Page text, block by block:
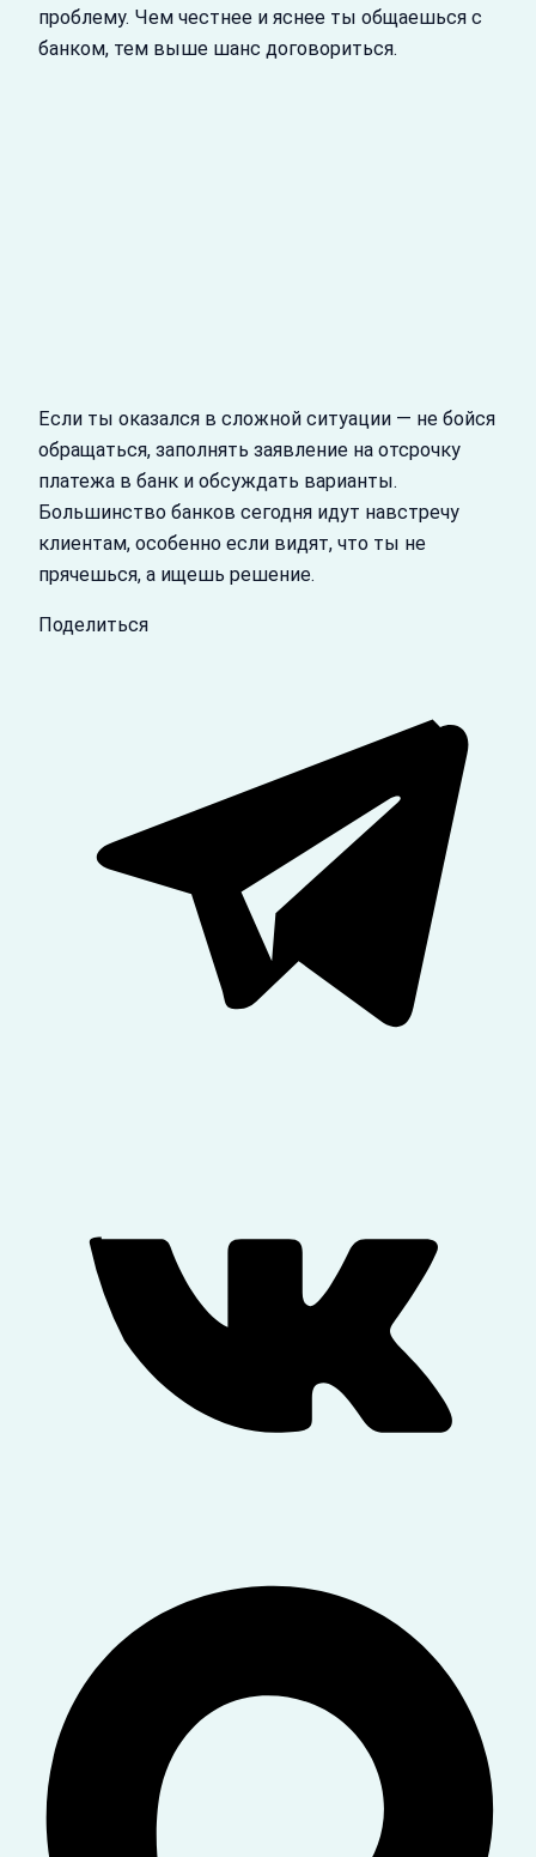
проблему. Чем честнее и яснее ты общаешься с
банком, тем выше шанс договориться.
Если ты оказался в сложной ситуации — не бойся
обращаться, заполнять заявление на отсрочку
платежа в банк и обсуждать варианты.
Большинство банков сегодня идут навстречу
клиентам, особенно если видят, что ты не
прячешься, а ищешь решение.
Поделиться